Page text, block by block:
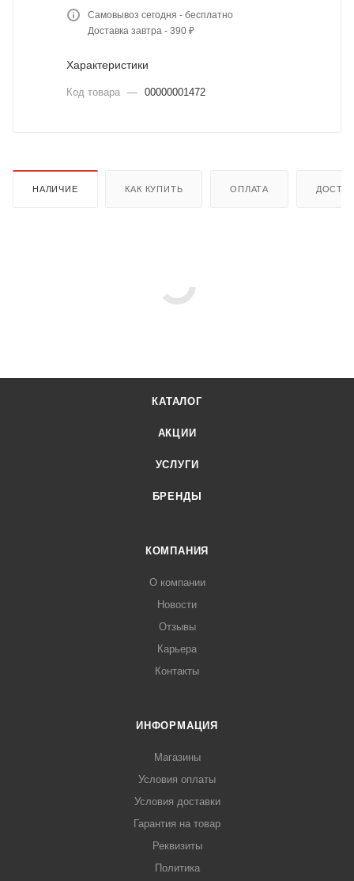
Самовывоз сегодня - бесплатно
Доставка завтра - 390 ₽
Характеристики
Код товара — 00000001472
НАЛИЧИЕ КАК КУПИТЬ ОПЛАТА
КАТАЛОГ
АКЦИИ
УСЛУГИ
БРЕНДЫ
КОМПАНИЯ
О компании
Новости
Отзывы
Карьера
Контакты
ИНФОРМАЦИЯ
Магазины
Условия оплаты
Условия доставки
Гарантия на товар
Реквизиты
Политика